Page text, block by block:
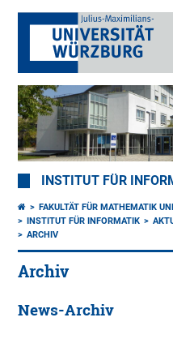
INSTITUT FÜR
FAKULTÄT FÜR MATHEMATIK
INSTITUT FÜR INFORMATIK
ARCHIV
Archiv
News-Archiv